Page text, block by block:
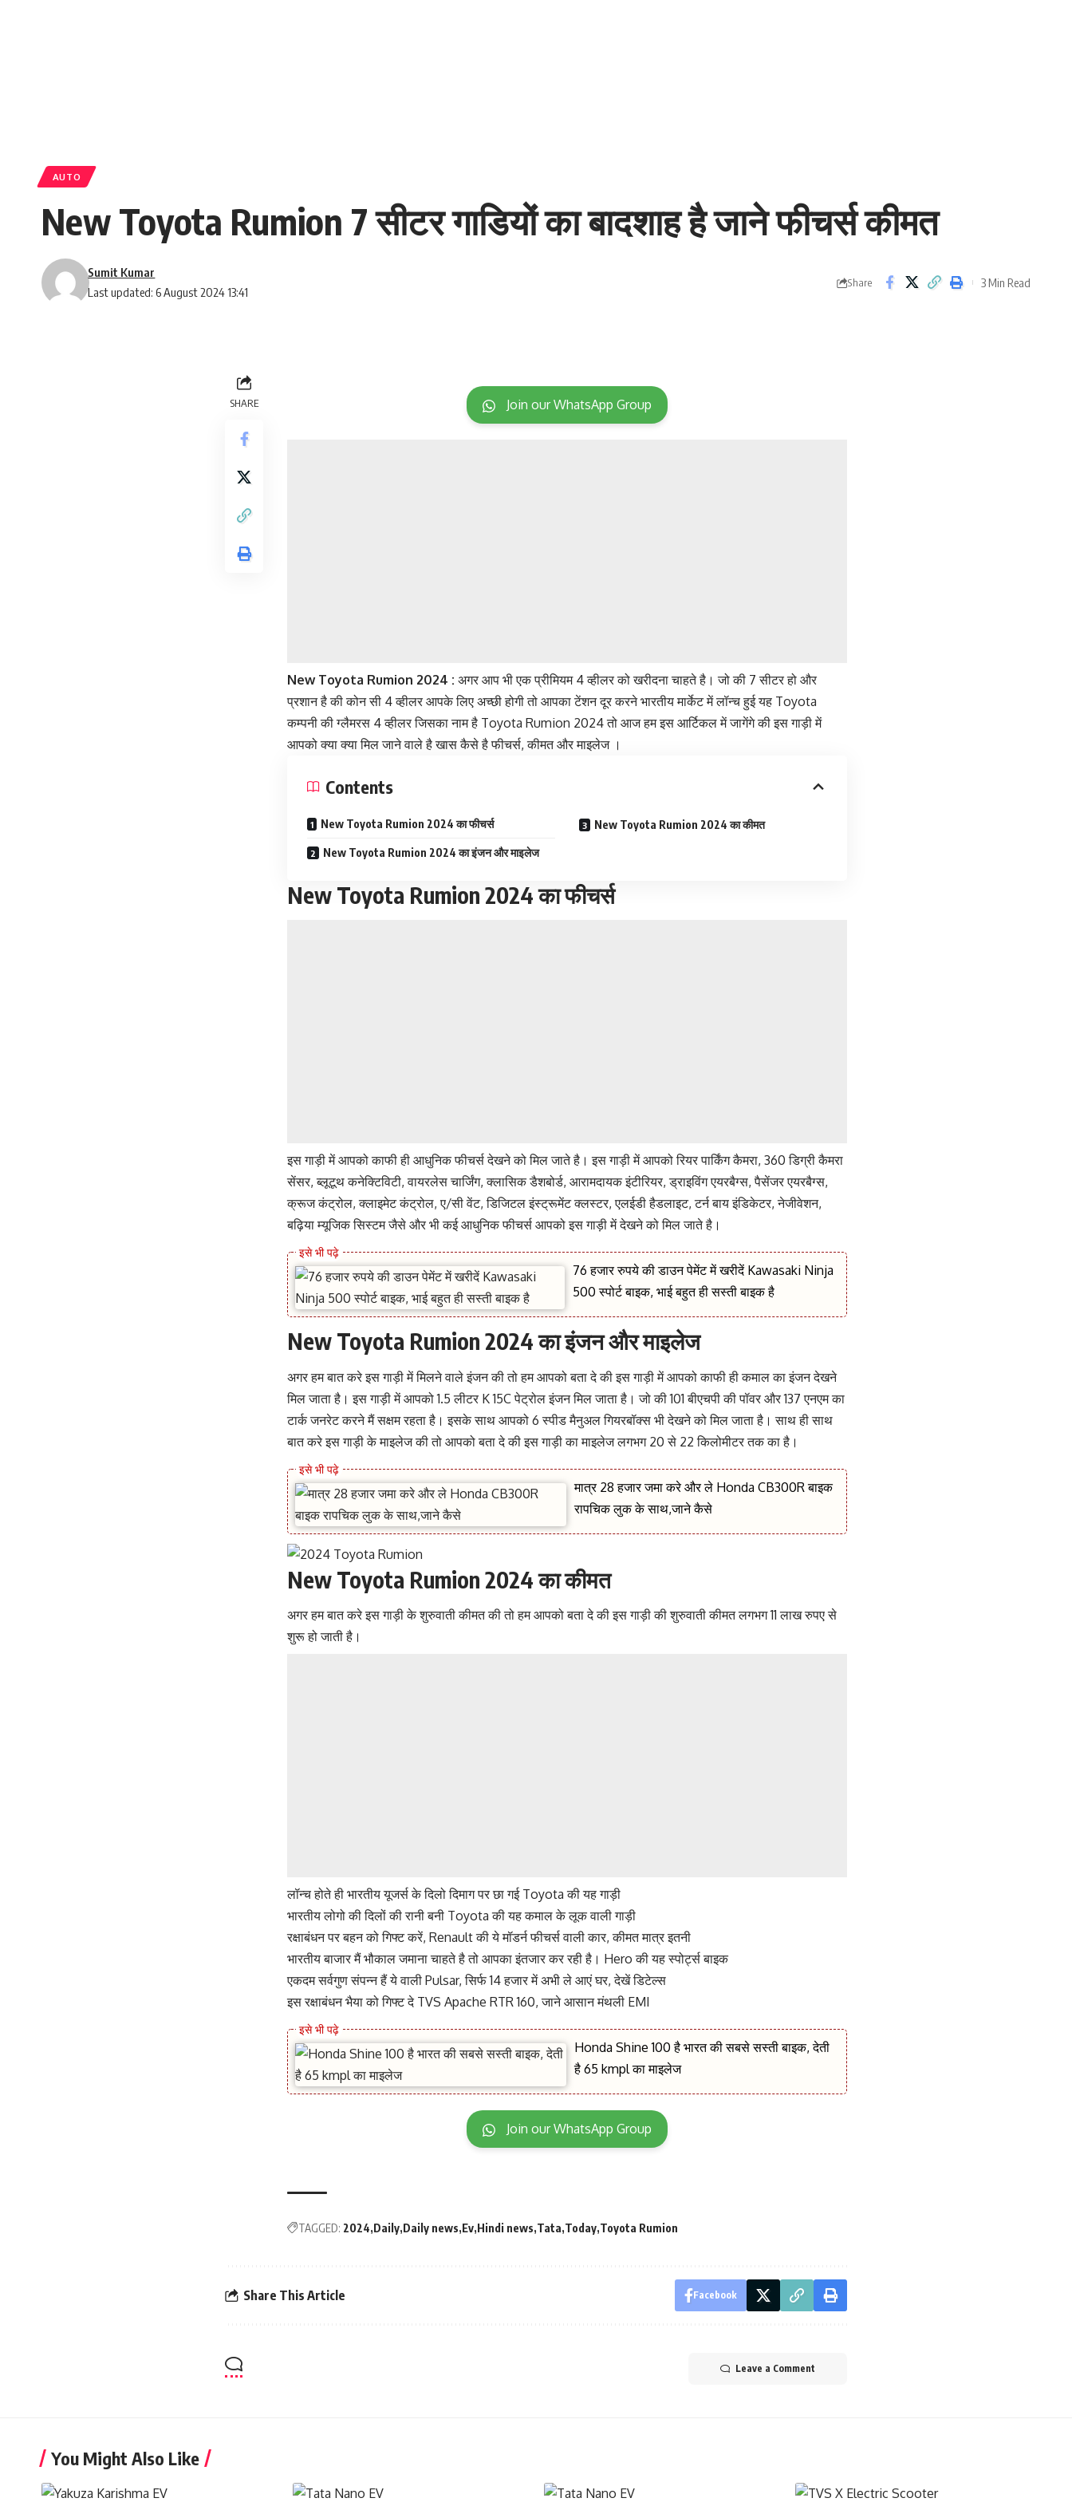
AUTO
New Toyota Rumion 7 सीटर गाडियों का बादशाह है जाने फीचर्स कीमत
Last updated: 6 August 2024 13:41
Sumit Kumar
Share 3 Min Read
SHARE Join our WhatsApp Group
New Toyota Rumion 2024 : अगर आप भी एक प्रीमियम 4 व्हीलर को खरीदना चाहते है। जो की 7 सीटर हो और
प्रशान है की कोन सी 4 व्हीलर आपके लिए अच्छी होगी तो आपका टेंशन दूर करने भारतीय मार्केट में लॉन्च हुई यह Toyota
कम्पनी की ग्लैमरस 4 व्हीलर जिसका नाम है Toyota Rumion 2024 तो आज हम इस आर्टिकल में जागेंगे की इस गाड़ी में
आपको क्या क्या मिल जाने वाले है खास कैसे है फीचर्स, कीमत और माइलेज ।
Contents
New Toyota Rumion 2024 का फीचर्स
New Toyota Rumion 2024 का इंजन और माइलेज
New Toyota Rumion 2024 का कीमत
New Toyota Rumion 2024 का फीचर्स
इस गाड़ी में आपको काफी ही आधुनिक फीचर्स देखने को मिल जाते है। इस गाड़ी में आपको रियर पार्किंग कैमरा, 360 डिग्री कैमरा
सेंसर, ब्लूटूथ कनेक्टिविटी, वायरलेस चार्जिंग, क्लासिक डैशबोर्ड, आरामदायक इंटीरियर, ड्राइविंग एयरबैग्स, पैसेंजर एयरबैग्स,
क्रूज कंट्रोल, क्लाइमेट कंट्रोल, ए/सी वेंट, डिजिटल इंस्ट्रूमेंट क्लस्टर, एलईडी हैडलाइट, टर्न बाय इंडिकेटर, नेजीवेशन,
बढ़िया म्यूजिक सिस्टम जैसे और भी कई आधुनिक फीचर्स आपको इस गाड़ी में देखने को मिल जाते है।
76 हजार रुपये की डाउन पेमेंट में खरीदें Kawasaki Ninja
500 स्पोर्ट बाइक, भाई बहुत ही सस्ती बाइक है
New Toyota Rumion 2024 का इंजन और माइलेज
अगर हम बात करे इस गाड़ी में मिलने वाले इंजन की तो हम आपको बता दे की इस गाड़ी में आपको काफी ही कमाल का इंजन देखने
मिल जाता है। इस गाड़ी में आपको 1.5 लीटर K 15C पेट्रोल इंजन मिल जाता है। जो की 101 बीएचपी की पॉवर और 137 एनएम का
टार्क जनरेट करने मैं सक्षम रहता है। इसके साथ आपको 6 स्पीड मैनुअल गियरबॉक्स भी देखने को मिल जाता है। साथ ही साथ
बात करे इस गाड़ी के माइलेज की तो आपको बता दे की इस गाड़ी का माइलेज लगभग 20 से 22 किलोमीटर तक का है।
मात्र 28 हजार जमा करे और ले Honda CB300R बाइक
रापचिक लुक के साथ,जाने कैसे
New Toyota Rumion 2024 का कीमत
अगर हम बात करे इस गाड़ी के शुरुवाती कीमत की तो हम आपको बता दे की इस गाड़ी की शुरुवाती कीमत लगभग 11 लाख रुपए से
शुरू हो जाती है।
लॉन्च होते ही भारतीय यूजर्स के दिलो दिमाग पर छा गई Toyota की यह गाड़ी
भारतीय लोगो की दिलों की रानी बनी Toyota की यह कमाल के लूक वाली गाड़ी
रक्षाबंधन पर बहन को गिफ्ट करें, Renault की ये मॉडर्न फीचर्स वाली कार, कीमत मात्र इतनी
भारतीय बाजार मैं भौकाल जमाना चाहते है तो आपका इंतजार कर रही है। Hero की यह स्पोर्ट्स बाइक
एकदम सर्वगुण संपन्न हैं ये वाली Pulsar, सिर्फ 14 हजार में अभी ले आएं घर, देखें डिटेल्स
इस रक्षाबंधन भैया को गिफ्ट दे TVS Apache RTR 160, जाने आसान मंथली EMI
Honda Shine 100 है भारत की सबसे सस्ती बाइक, देती
है 65 kmpl का माइलेज
Join our WhatsApp Group
TAGGED: 2024 Daily Daily news Ev Hindi news Tata Today Toyota Rumion
Share This Article Facebook
Leave a Comment
You Might Also Like